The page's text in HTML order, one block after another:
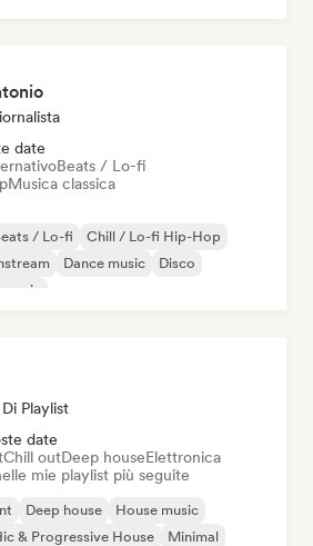
date
Beats / Lo-fi
Musica classica
/ Lo-fi
Chill / Lo-fi Hip-Hop
Dance music
Disco
Playlist
date
Chill outDeep houseElettronica
mie playlist più seguite
Deep house
House music
& Progressive House
Minimal